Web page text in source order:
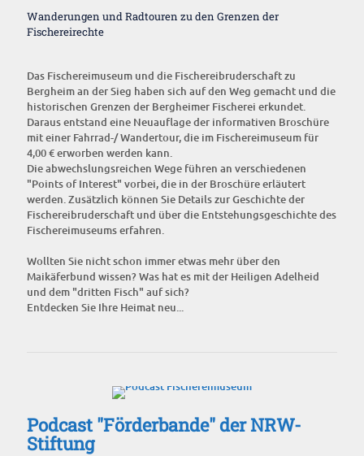
Wanderungen und Radtouren zu den Grenzen der
Fischereirechte
Das Fischereimuseum und die Fischereibruderschaft zu
Bergheim an der Sieg haben sich auf den Weg gemacht und die
historischen Grenzen der Bergheimer Fischerei erkundet.
Daraus entstand eine Neuauflage der informativen Broschüre
mit einer Fahrrad-/ Wandertour, die im Fischereimuseum für
4,00 € erworben werden kann.
Die abwechslungsreichen Wege führen an verschiedenen
"Points of Interest" vorbei, die in der Broschüre erläutert
werden. Zusätzlich können Sie Details zur Geschichte der
Fischereibruderschaft und über die Entstehungsgeschichte des
Fischereimuseums erfahren.
Wollten Sie nicht schon immer etwas mehr über den
Maikäferbund wissen? Was hat es mit der Heiligen Adelheid
und dem "dritten Fisch" auf sich?
Entdecken Sie Ihre Heimat neu...
Podcast "Förderbande" der NRW-
Stiftung